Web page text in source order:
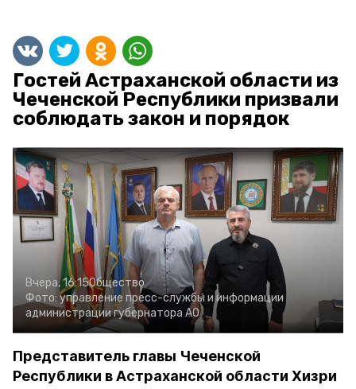
Гостей Астраханской области из
Чеченской Республики призвали
соблюдать закон и порядок
Вчера, 16:15Общество
Фото: управление пресс-службы и информации
администрации губернатора АО
Представитель главы Чеченской
Республики в Астраханской области Хизри